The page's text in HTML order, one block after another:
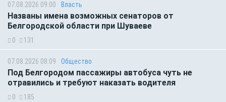
07.08.2026 09:00 Власть
Названы имена возможных сенаторов от
Белгородской области при Шуваеве
0 131
07.08.2026 08:09 Общество
Под Белгородом пассажиры автобуса чуть не
отравились и требуют наказать водителя
0 185